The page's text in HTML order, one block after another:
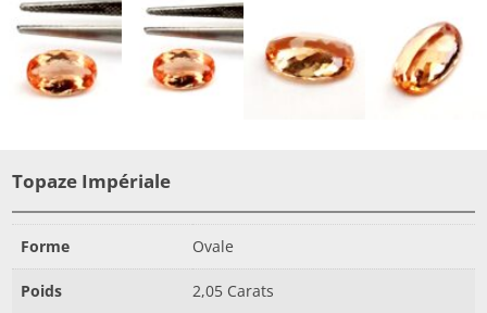
Topaze Impériale
Forme Ovale
Poids 2,05 Carats